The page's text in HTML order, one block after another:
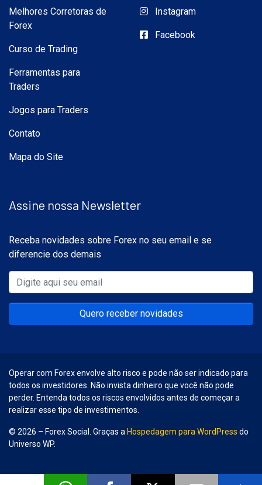
Melhores Corretoras de
Forex
Curso de Trading
Ferramentas para
Traders
Jogos para Traders
Contato
Mapa do Site
Instagram
Facebook
Assine nossa Newsletter
Receba novidades sobre Forex no seu email e se
diferencie dos demais
Quero receber novidades
Operar com Forex envolve alto risco e pode não ser indicado para
todos os investidores. Não invista dinheiro que você não pode
perder. Entenda todos os riscos envolvidos antes de começar a
realizar esse tipo de investimentos.
© 2026 – Forex Social. Graças a Hospedagem para WordPress do
Universo WP.